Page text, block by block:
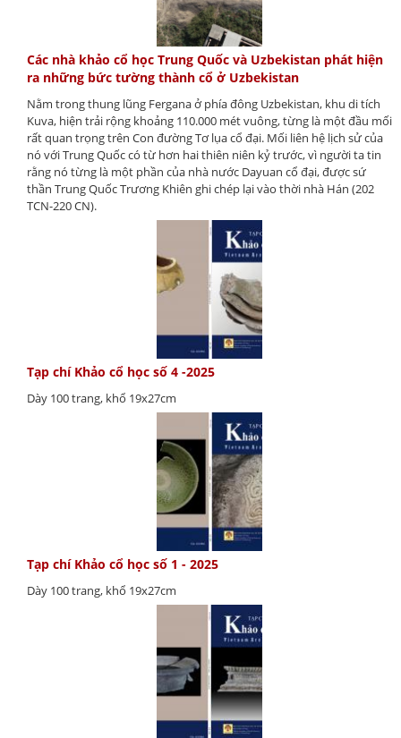
Các nhà khảo cổ học Trung Quốc và Uzbekistan phát hiện
ra những bức tường thành cổ ở Uzbekistan
Nằm trong thung lũng Fergana ở phía đông Uzbekistan, khu di tích
Kuva, hiện trải rộng khoảng 110.000 mét vuông, từng là một đầu mối
rất quan trọng trên Con đường Tơ lụa cổ đại. Mối liên hệ lịch sử của
nó với Trung Quốc có từ hơn hai thiên niên kỷ trước, vì người ta tin
rằng nó từng là một phần của nhà nước Dayuan cổ đại, được sứ
thần Trung Quốc Trương Khiên ghi chép lại vào thời nhà Hán (202
TCN-220 CN).
Tạp chí Khảo cổ học số 4 -2025
Dày 100 trang, khổ 19x27cm
Tạp chí Khảo cổ học số 1 - 2025
Dày 100 trang, khổ 19x27cm